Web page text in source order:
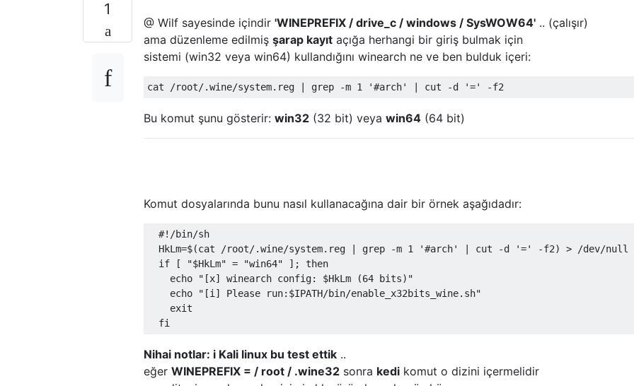
1
@ Wilf sayesinde içindir 'WINEPREFIX / drive_c / windows / SysWOW64' .. (çalışır)
ama düzenleme edilmiş şarap kayıt açığa herhangi bir giriş bulmak için
sistemi (win32 veya win64) kullandığını winearch ne ve ben bulduk içeri:
Bu komut şunu gösterir: win32 (32 bit) veya win64 (64 bit)
Komut dosyalarında bunu nasıl kullanacağına dair bir örnek aşağıdadır:
  #!/bin/sh
HkLm=$(cat /root/.wine/system.reg | grep -m 1 '#arch' | cut -d '=' -f2) > /dev/null
  if [ "$HkLm" = "win64" ]; then
    echo "[x] winearch config: $HkLm (64 bits)"
    echo "[i] Please run:$IPATH/bin/enable_x32bits_wine.sh"
    exit
Nihai notlar: i Kali linux bu test ettik ..
eğer WINEPREFIX = / root / .wine32 sonra kedi komut o dizini içermelidir